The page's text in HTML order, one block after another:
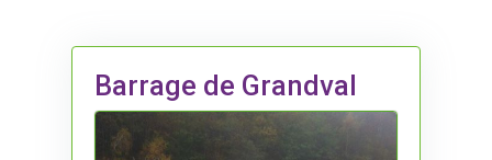
Barrage de Grandval